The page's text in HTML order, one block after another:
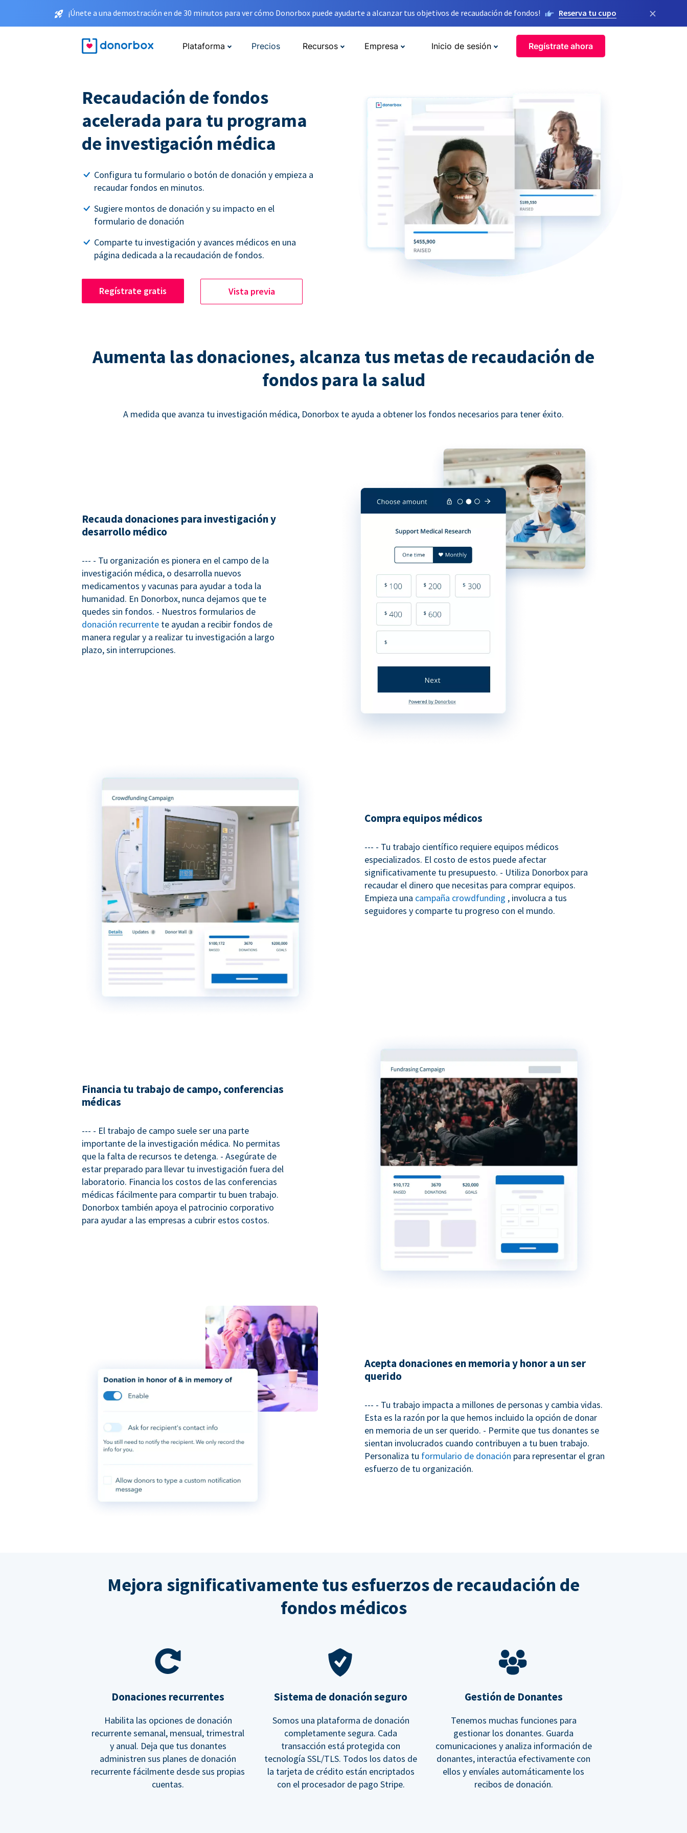
¡Únete a una demostración en de 30 minutos para ver cómo Donorbox puede ayudarte a alcanzar tus objetivos de recaudación de fondos! Reserva tu cupo ×
Plataforma Precios Recursos Empresa Inicio de sesión Regístrate ahora
Recaudación de fondos
acelerada para tu programa
de investigación médica
Configura tu formulario o botón de donación y empieza a
recaudar fondos en minutos.
Sugiere montos de donación y su impacto en el
formulario de donación
Comparte tu investigación y avances médicos en una
página dedicada a la recaudación de fondos.
Regístrate gratis Vista previa
Aumenta las donaciones, alcanza tus metas de recaudación de
fondos para la salud
A medida que avanza tu investigación médica, Donorbox te ayuda a obtener los fondos necesarios para tener éxito.
Recauda donaciones para investigación y
desarrollo médico
--- - Tu organización es pionera en el campo de la
investigación médica, o desarrolla nuevos
medicamentos y vacunas para ayudar a toda la
humanidad. En Donorbox, nunca dejamos que te
quedes sin fondos. - Nuestros formularios de
donación recurrente te ayudan a recibir fondos de
manera regular y a realizar tu investigación a largo
plazo, sin interrupciones.
Compra equipos médicos
--- - Tu trabajo científico requiere equipos médicos
especializados. El costo de estos puede afectar
significativamente tu presupuesto. - Utiliza Donorbox para
recaudar el dinero que necesitas para comprar equipos.
Empieza una campaña crowdfunding , involucra a tus
seguidores y comparte tu progreso con el mundo.
Financia tu trabajo de campo, conferencias
médicas
--- - El trabajo de campo suele ser una parte
importante de la investigación médica. No permitas
que la falta de recursos te detenga. - Asegúrate de
estar preparado para llevar tu investigación fuera del
laboratorio. Financia los costos de las conferencias
médicas fácilmente para compartir tu buen trabajo.
Donorbox también apoya el patrocinio corporativo
para ayudar a las empresas a cubrir estos costos.
Acepta donaciones en memoria y honor a un ser
querido
--- - Tu trabajo impacta a millones de personas y cambia vidas.
Esta es la razón por la que hemos incluido la opción de donar
en memoria de un ser querido. - Permite que tus donantes se
sientan involucrados cuando contribuyen a tu buen trabajo.
Personaliza tu formulario de donación para representar el gran
esfuerzo de tu organización.
Mejora significativamente tus esfuerzos de recaudación de
fondos médicos
Donaciones recurrentes
Habilita las opciones de donación
recurrente semanal, mensual, trimestral
y anual. Deja que tus donantes
administren sus planes de donación
recurrente fácilmente desde sus propias
cuentas.
Sistema de donación seguro
Somos una plataforma de donación
completamente segura. Cada
transacción está protegida con
tecnología SSL/TLS. Todos los datos de
la tarjeta de crédito están encriptados
con el procesador de pago Stripe.
Gestión de Donantes
Tenemos muchas funciones para
gestionar los donantes. Guarda
comunicaciones y analiza información de
donantes, interactúa efectivamente con
ellos y envíales automáticamente los
recibos de donación.